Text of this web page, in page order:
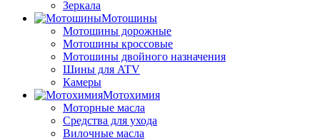
Зеркала
Мотошины
Мотошины дорожные
Мотошины кроссовые
Мотошины двойного назначения
Шины для ATV
Камеры
Мотохимия
Моторные масла
Средства для ухода
Вилочные масла